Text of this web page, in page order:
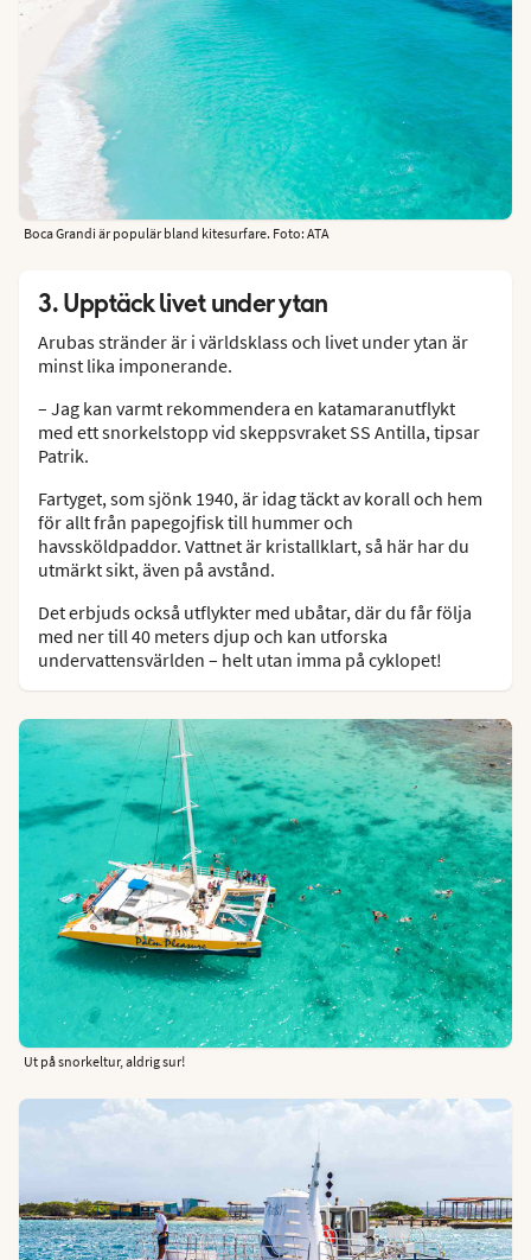
Boca Grandi är populär bland kitesurfare. Foto: ATA
3. Upptäck livet under ytan
Arubas stränder är i världsklass och livet under ytan är
minst lika imponerande.
– Jag kan varmt rekommendera en katamaranutflykt
med ett snorkelstopp vid skeppsvraket SS Antilla, tipsar
Patrik.
Fartyget, som sjönk 1940, är idag täckt av korall och hem
för allt från papegojfisk till hummer och
havssköldpaddor. Vattnet är kristallklart, så här har du
utmärkt sikt, även på avstånd.
Det erbjuds också utflykter med ubåtar, där du får följa
med ner till 40 meters djup och kan utforska
undervattensvärlden – helt utan imma på cyklopet!
Ut på snorkeltur, aldrig sur!